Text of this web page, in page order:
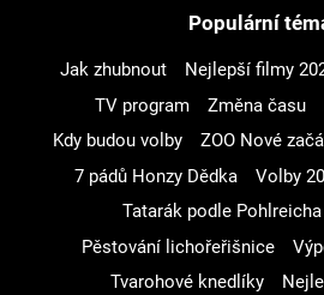
Populární
Jak zhubnout Nejlepší filmy
TV program
Změna času
Kdy budou volby
ZOO Nové
7 pádů Honzy Dědka
Volby
Tatarák podle Pohlreicha
Pěstování lichořeřišnice
Tvarohové knedlíky